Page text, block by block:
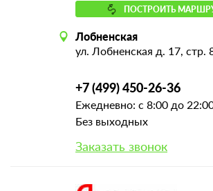
ПОСТРОИТЬ
Лобненская
ул. Лобненская д. 17, стр.
+7 (499) 450-26-36
Ежедневно: с 8:00 до
Без выходных
Заказать звонок